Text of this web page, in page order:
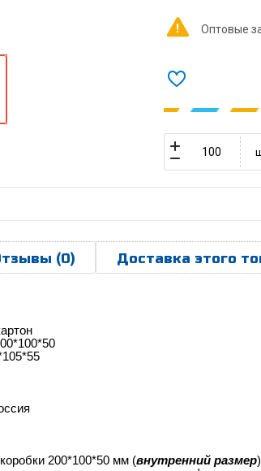
Оптовые
(0) Доставка этого
200*100*50 мм (внутренний размер